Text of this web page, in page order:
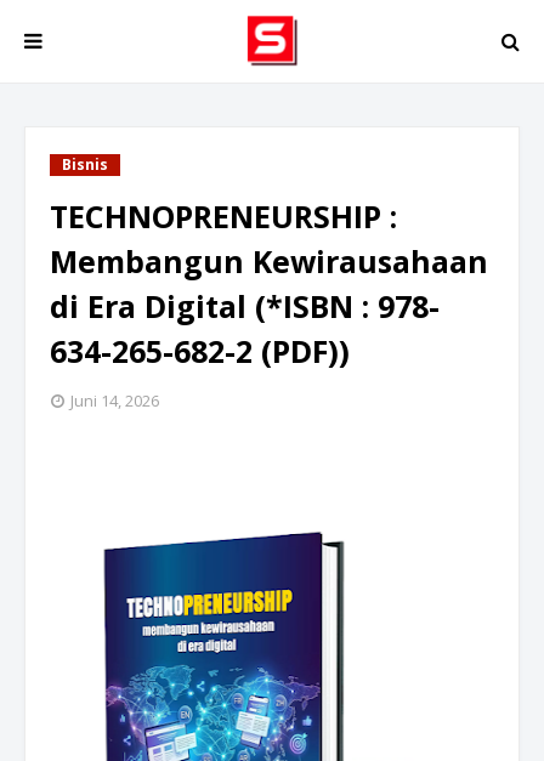
Bisnis
TECHNOPRENEURSHIP :
Membangun Kewirausahaan
di Era Digital (*ISBN : 978-
634-265-682-2 (PDF))
Juni 14, 2026